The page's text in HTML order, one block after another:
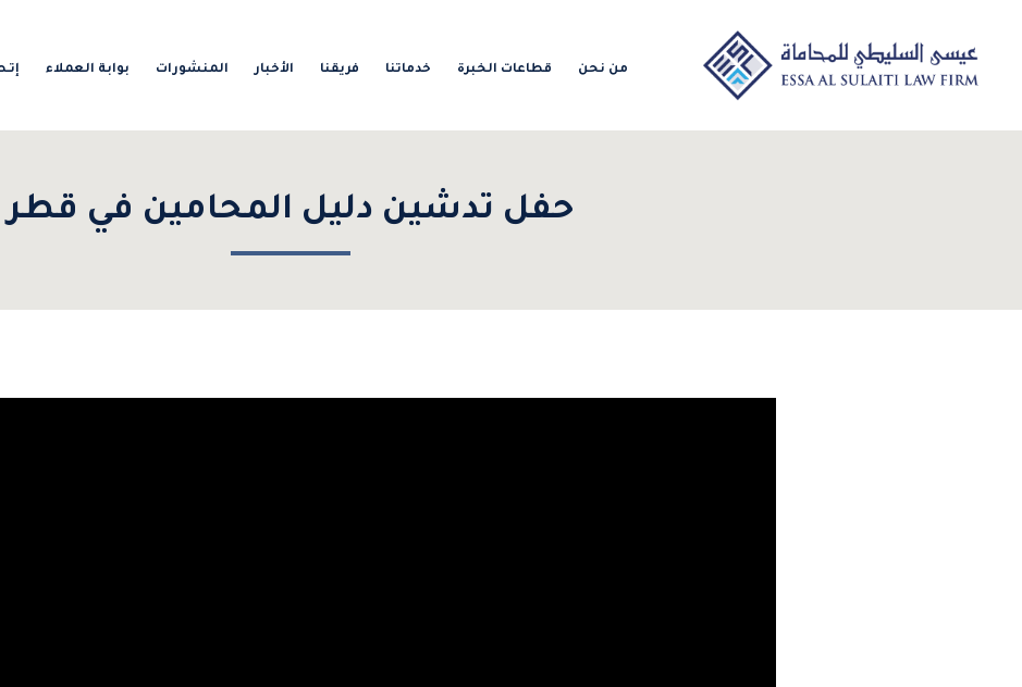
من نحن قطاعات الخبرة خدماتنا فريقنا الأخبار المنشورات بوابة العملاء
حفل تدشين دليل المحامين في قطر